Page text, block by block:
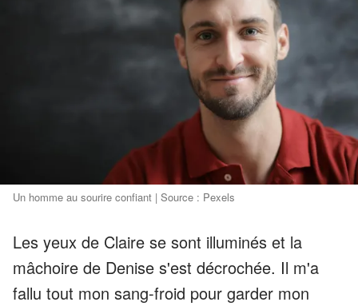
Un homme au sourire confiant | Source : Pexels
Les yeux de Claire se sont illuminés et la
mâchoire de Denise s'est décrochée. Il m'a
fallu tout mon sang-froid pour garder mon